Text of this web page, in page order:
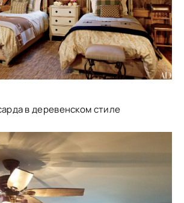
в деревенском стиле